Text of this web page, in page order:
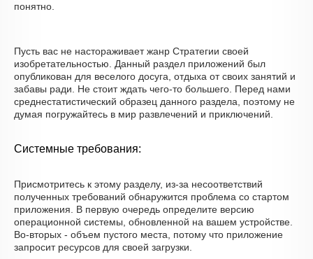
понятно.
Пусть вас не настораживает жанр Стратегии своей
изобретательностью. Данный раздел приложений был
опубликован для веселого досуга, отдыха от своих занятий и
забавы ради. Не стоит ждать чего-то большего. Перед нами
среднестатистический образец данного раздела, поэтому не
думая погружайтесь в мир развлечений и приключений.
Системные требования:
Присмотритесь к этому разделу, из-за несоответствий
полученных требований обнаружится проблема со стартом
приложения. В первую очередь определите версию
операционной системы, обновленной на вашем устройстве.
Во-вторых - объем пустого места, потому что приложение
запросит ресурсов для своей загрузки.